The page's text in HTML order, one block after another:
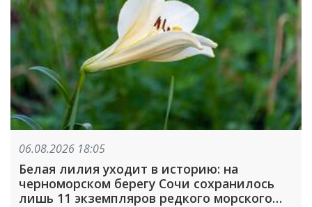
06.08.2026 18:05
Белая лилия уходит в историю: на
черноморском берегу Сочи сохранилось
лишь 11 экземпляров редкого морского